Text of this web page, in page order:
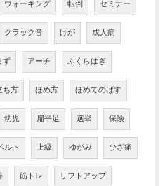
ウォーキング 転倒 セミナー
クラック音 けが 成人病
ず アーチ ふくらはぎ
ち方 ほめ方 ほめてのばす
幼児 扁平足 選挙 保険
ルト 上級 ゆがみ ひざ痛
筋トレ リフトアップ